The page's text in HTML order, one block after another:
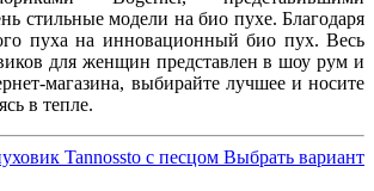
стильные модели на био пухе. Благодаря
пуха на инновационный био пух. Весь
для женщин представлен в шоу рум и
магазина, выбирайте лучшее и носите
в тепле.
Выбрать вариант